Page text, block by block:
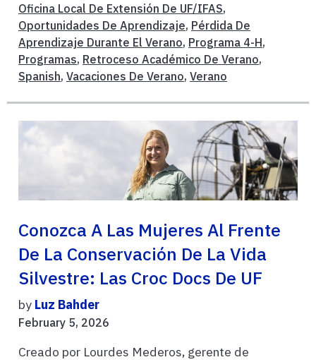
Oficina Local De Extensión De UF/IFAS,
Oportunidades De Aprendizaje, Pérdida De
Aprendizaje Durante El Verano, Programa 4-H,
Programas, Retroceso Académico De Verano,
Spanish, Vacaciones De Verano, Verano
Conozca A Las Mujeres Al Frente
De La Conservación De La Vida
Silvestre: Las Croc Docs De UF
by Luz Bahder
February 5, 2026
Creado por Lourdes Mederos, gerente de